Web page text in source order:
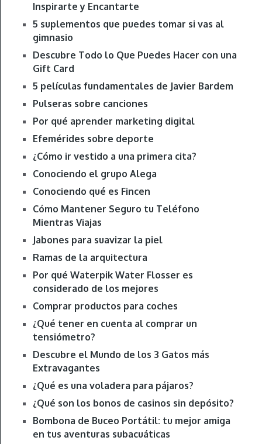
Inspirarte y Encantarte
5 suplementos que puedes tomar si vas al
gimnasio
Descubre Todo lo Que Puedes Hacer con una
Gift Card
5 películas fundamentales de Javier Bardem
Pulseras sobre canciones
Por qué aprender marketing digital
Efemérides sobre deporte
¿Cómo ir vestido a una primera cita?
Conociendo el grupo Alega
Conociendo qué es Fincen
Cómo Mantener Seguro tu Teléfono
Mientras Viajas
Jabones para suavizar la piel
Ramas de la arquitectura
Por qué Waterpik Water Flosser es
considerado de los mejores
Comprar productos para coches
¿Qué tener en cuenta al comprar un
tensiómetro?
Descubre el Mundo de los 3 Gatos más
Extravagantes
¿Qué es una voladera para pájaros?
¿Qué son los bonos de casinos sin depósito?
Bombona de Buceo Portátil: tu mejor amiga
en tus aventuras subacuáticas